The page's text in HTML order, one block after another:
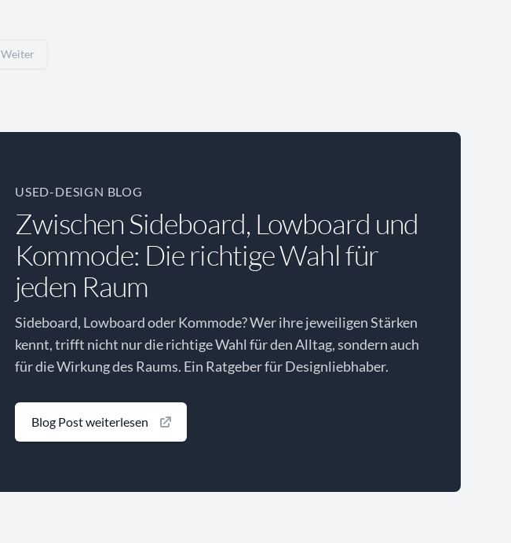
Weiter
USED-DESIGN BLOG
Zwischen Sideboard, Lowboard und
Kommode: Die richtige Wahl für
jeden Raum
Sideboard, Lowboard oder Kommode? Wer ihre jeweiligen Stärken
kennt, trifft nicht nur die richtige Wahl für den Alltag, sondern auch
für die Wirkung des Raums. Ein Ratgeber für Designliebhaber.
Blog Post weiterlesen